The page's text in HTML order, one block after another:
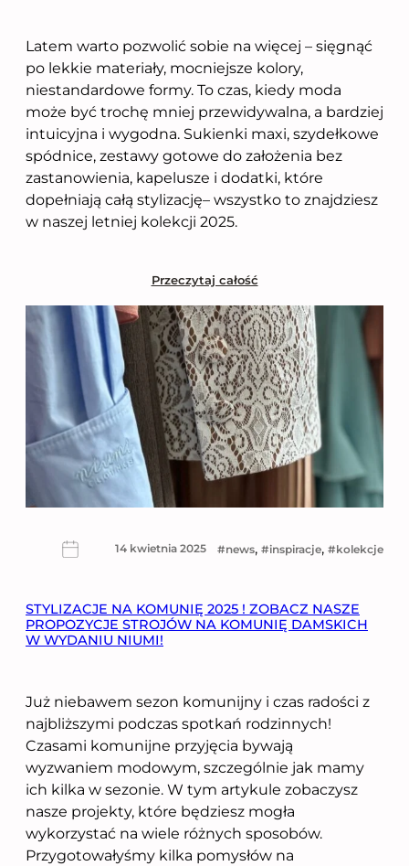
Latem warto pozwolić sobie na więcej – sięgnąć
po lekkie materiały, mocniejsze kolory,
niestandardowe formy. To czas, kiedy moda
może być trochę mniej przewidywalna, a bardziej
intuicyjna i wygodna. Sukienki maxi, szydełkowe
spódnice, zestawy gotowe do założenia bez
zastanowienia, kapelusze i dodatki, które
dopełniają całą stylizację– wszystko to znajdziesz
w naszej letniej kolekcji 2025.
Przeczytaj całość
14 kwietnia 2025 news, inspiracje, kolekcje
STYLIZACJE NA KOMUNIĘ 2025 ! ZOBACZ NASZE
PROPOZYCJE STROJÓW NA KOMUNIĘ DAMSKICH
W WYDANIU NIUMI!
Już niebawem sezon komunijny i czas radości z
najbliższymi podczas spotkań rodzinnych!
Czasami komunijne przyjęcia bywają
wyzwaniem modowym, szczególnie jak mamy
ich kilka w sezonie. W tym artykule zobaczysz
nasze projekty, które będziesz mogła
wykorzystać na wiele różnych sposobów.
Przygotowałyśmy kilka pomysłów na